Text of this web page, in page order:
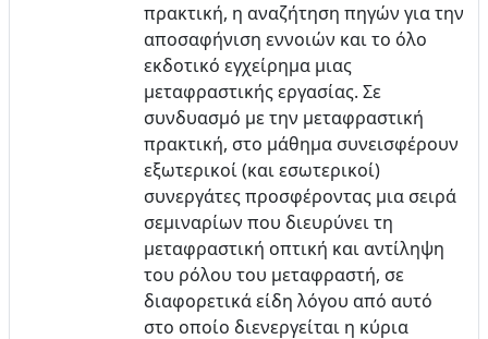
πρακτική, η αναζήτηση πηγών για την
αποσαφήνιση εννοιών και το όλο
εκδοτικό εγχείρημα μιας
μεταφραστικής εργασίας. Σε
συνδυασμό με την μεταφραστική
πρακτική, στο μάθημα συνεισφέρουν
εξωτερικοί (και εσωτερικοί)
συνεργάτες προσφέροντας μια σειρά
σεμιναρίων που διευρύνει τη
μεταφραστική οπτική και αντίληψη
του ρόλου του μεταφραστή, σε
διαφορετικά είδη λόγου από αυτό
στο οποίο διενεργείται η κύρια